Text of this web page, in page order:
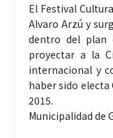
El Festival
Alvaro Arzú y
dentro del plan
proyectar a la
internacional y
haber sido
2015.
Municipalidad de